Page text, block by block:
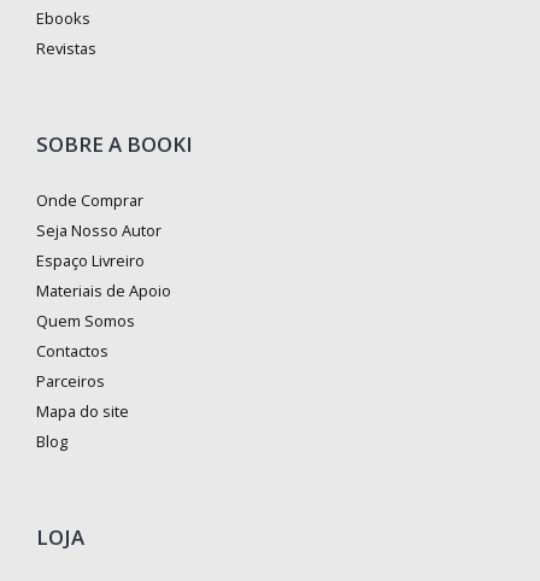
Ebooks
Revistas
SOBRE A BOOKI
Onde Comprar
Seja Nosso Autor
Espaço Livreiro
Materiais de Apoio
Quem Somos
Contactos
Parceiros
Mapa do site
Blog
LOJA